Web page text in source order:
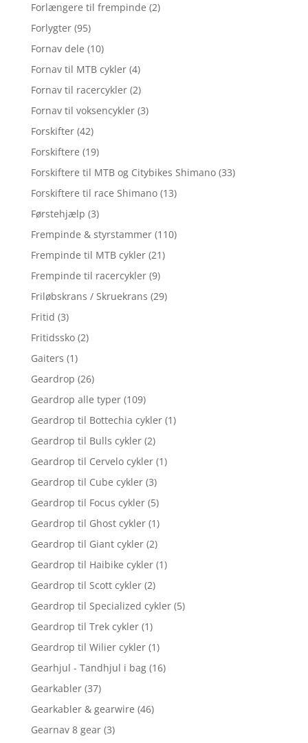
Forlængere til frempinde (2)
Forlygter (95)
Fornav dele (10)
Fornav til MTB cykler (4)
Fornav til racercykler (2)
Fornav til voksencykler (3)
Forskifter (42)
Forskiftere (19)
Forskiftere til MTB og Citybikes Shimano (33)
Forskiftere til race Shimano (13)
Førstehjælp (3)
Frempinde & styrstammer (110)
Frempinde til MTB cykler (21)
Frempinde til racercykler (9)
Friløbskrans / Skruekrans (29)
Fritid (3)
Fritidssko (2)
Gaiters (1)
Geardrop (26)
Geardrop alle typer (109)
Geardrop til Bottechia cykler (1)
Geardrop til Bulls cykler (2)
Geardrop til Cervelo cykler (1)
Geardrop til Cube cykler (3)
Geardrop til Focus cykler (5)
Geardrop til Ghost cykler (1)
Geardrop til Giant cykler (2)
Geardrop til Haibike cykler (1)
Geardrop til Scott cykler (2)
Geardrop til Specialized cykler (5)
Geardrop til Trek cykler (1)
Geardrop til Wilier cykler (1)
Gearhjul - Tandhjul i bag (16)
Gearkabler (37)
Gearkabler & gearwire (46)
Gearnav 8 gear (3)